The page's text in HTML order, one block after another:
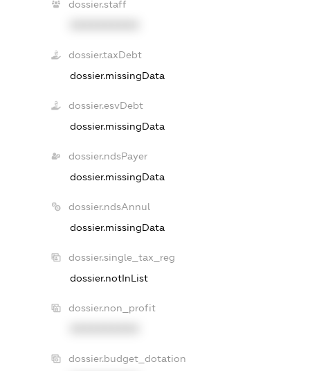
dossier.staff
dossier.taxDebt
dossier.missingData
dossier.esvDebt
dossier.missingData
dossier.ndsPayer
dossier.missingData
dossier.ndsAnnul
dossier.missingData
dossier.single_tax_reg
dossier.notInList
dossier.non_profit
dossier.budget_dotation